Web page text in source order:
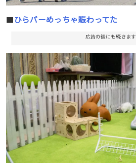
■ひらパーめっちゃ賑わってた
広告の後にも続きます